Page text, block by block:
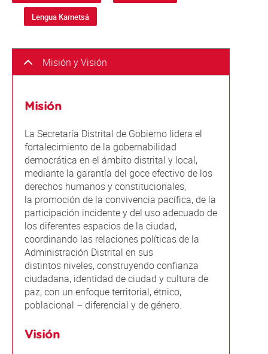
Lengua Kametsá
Misión y Visión
Misión
La Secretaría Distrital de Gobierno lidera el
fortalecimiento de la gobernabilidad
democrática en el ámbito distrital y local,
mediante la garantía del goce efectivo de los
derechos humanos y constitucionales,
la promoción de la convivencia pacífica, de la
participación incidente y del uso adecuado de
los diferentes espacios de la ciudad,
coordinando las relaciones políticas de la
Administración Distrital en sus
distintos niveles, construyendo confianza
ciudadana, identidad de ciudad y cultura de
paz, con un enfoque territorial, étnico,
poblacional – diferencial y de género.
Visión